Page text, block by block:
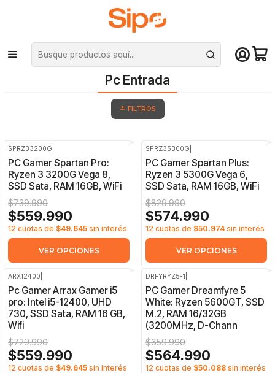
¡Compra hasta mediodía y recibe hoy! De lunes a sábado en el gran
Santiago. Envío gratis desde $29.990
Inicio Pc Armadas Pc Entrada
Pc Entrada
FILTROS
SPRZ33200G
PC Gamer Spartan Pro:
Ryzen 3 3200G Vega 8,
SSD Sata, RAM 16GB, WiFi
$739.990
$559.990
12 cuotas de $49.645 sin interés
VER OPCIONES
SPRZ35300G
PC Gamer Spartan Plus:
Ryzen 3 5300G Vega 6,
SSD Sata, RAM 16GB, WiFi
$829.990
$574.990
12 cuotas de $50.974 sin interés
VER OPCIONES
OFF
ARX12400
Pc Gamer Arrax Gamer i5
pro: Intel i5-12400, UHD
730, SSD Sata, RAM 16 GB,
Wifi
$729.990
$559.990
12 cuotas de $49.645 sin interés
DRFYRYZ5-1
PC Gamer Dreamfyre 5
White: Ryzen 5600GT, SSD
M.2, RAM 16/32GB
(3200MHz, D-Chann
$659.990
$564.990
12 cuotas de $50.088 sin interés